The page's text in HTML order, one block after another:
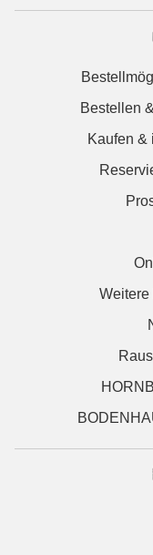
Bestellen
Kaufen &